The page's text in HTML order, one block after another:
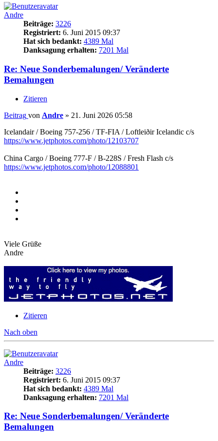
Andre
Beiträge: 3226
Registriert: 6. Juni 2015 09:37
Hat sich bedankt: 4389 Mal
Danksagung erhalten: 7201 Mal
Re: Neue Sonderbemalungen/ Veränderte
Bemalungen
Zitieren
Beitrag von Andre » 21. Juni 2026 05:58
Icelandair / Boeing 757-256 / TF-FIA / Loftleiðir Icelandic c/s
https://www.jetphotos.com/photo/12103707
China Cargo / Boeing 777-F / B-228S / Fresh Flash c/s
https://www.jetphotos.com/photo/12088801
Viele Grüße
Andre
Zitieren
Nach oben
Andre
Beiträge: 3226
Registriert: 6. Juni 2015 09:37
Hat sich bedankt: 4389 Mal
Danksagung erhalten: 7201 Mal
Re: Neue Sonderbemalungen/ Veränderte
Bemalungen